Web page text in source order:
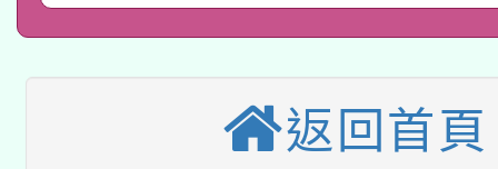
招甄選結果公告(無人
本館辦理115年度閱讀
暨閱讀推動專業研習
科技賦能─人工智慧
返回首頁